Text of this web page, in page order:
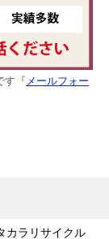
す『 メールフォー
カラリサイクル